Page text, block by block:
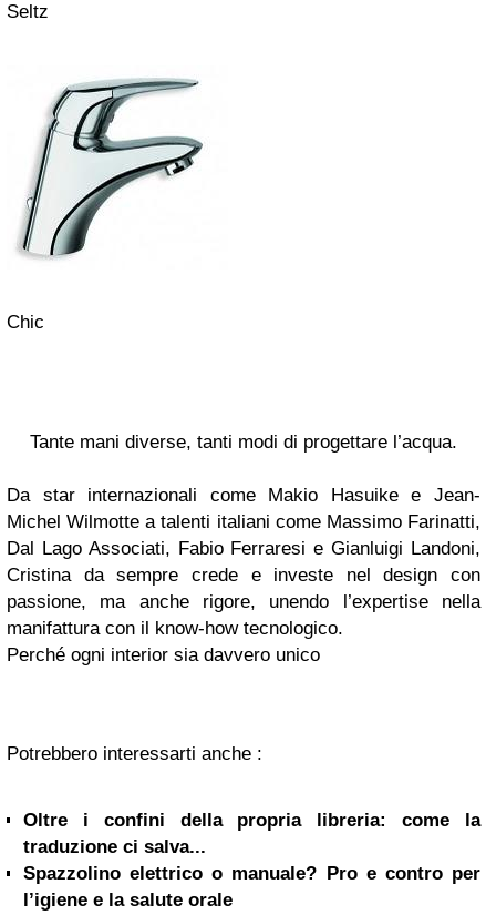
Seltz
Chic
Tante mani diverse, tanti modi di progettare l’acqua.
Da star internazionali come Makio Hasuike e Jean-
Michel Wilmotte a talenti italiani come Massimo Farinatti,
Dal Lago Associati, Fabio Ferraresi e Gianluigi Landoni,
Cristina da sempre crede e investe nel design con
passione, ma anche rigore, unendo l’expertise nella
manifattura con il know-how tecnologico.
Perché ogni interior sia davvero unico
Potrebbero interessarti anche :
Oltre i confini della propria libreria: come la
traduzione ci salva...
Spazzolino elettrico o manuale? Pro e contro per
l’igiene e la salute orale